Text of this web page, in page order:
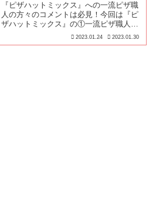
『ピザハットミックス』への一流ピザ職
人の方々のコメントは必見！今回は『ピ
ザハットミックス』の①一流ピザ職人の
評価、②実際に食べた感想、③商品詳
細、④みんなの口コミをお届けします♪
2023.01.24 2023.01.30